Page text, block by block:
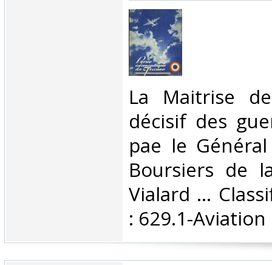
‎La Maitrise
décisif des
pae le
Boursiers de
Vialard ...
: 629.1-Aviation‎